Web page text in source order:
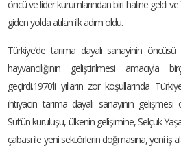
öncü ve lider kurumlarından biri haline geldi
giden yolda atılan ilk adım oldu.
Türkiye’de tarıma dayalı sanayinin
hayvancılığının geliştirilmesi
geçirdi.1970’li yılların zor koşullarında
ihtiyacın tarıma dayalı sanayinin gelişmesi
Süt’ün kuruluşu, ülkenin gelişimine, Selçuk
çabası ile yeni sektörlerin doğmasına, yeni iş